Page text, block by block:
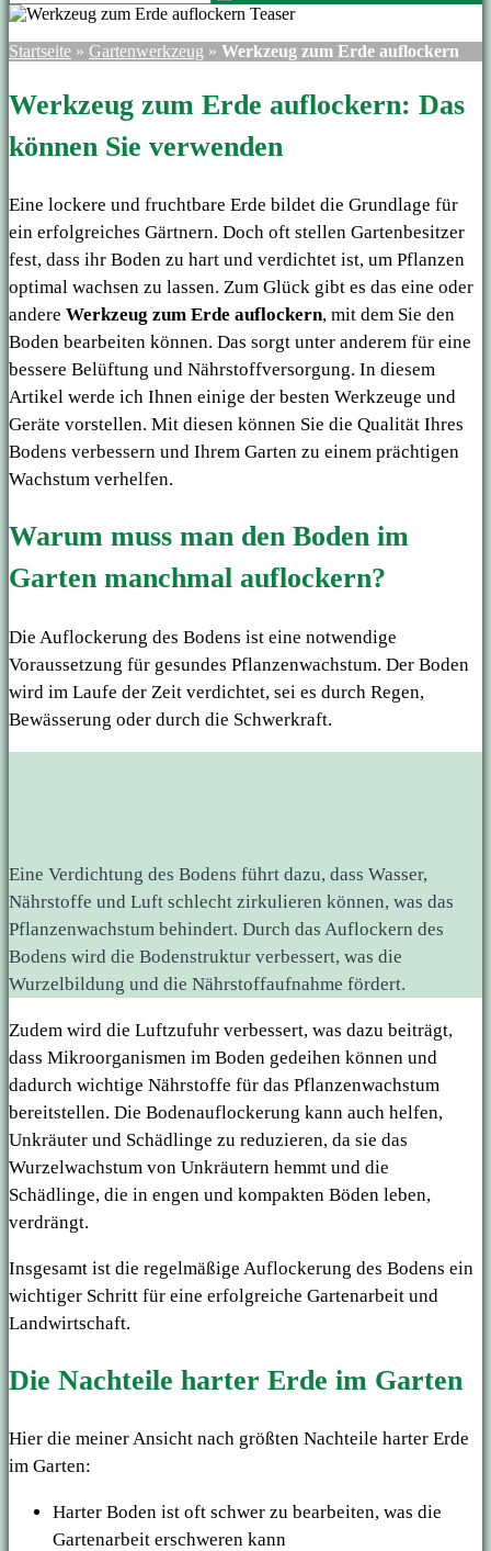
Startseite » Gartenwerkzeug » Werkzeug zum Erde auflockern
Werkzeug zum Erde auflockern: Das
können Sie verwenden
Eine lockere und fruchtbare Erde bildet die Grundlage für
ein erfolgreiches Gärtnern. Doch oft stellen Gartenbesitzer
fest, dass ihr Boden zu hart und verdichtet ist, um Pflanzen
optimal wachsen zu lassen. Zum Glück gibt es das eine oder
andere Werkzeug zum Erde auflockern, mit dem Sie den
Boden bearbeiten können. Das sorgt unter anderem für eine
bessere Belüftung und Nährstoffversorgung. In diesem
Artikel werde ich Ihnen einige der besten Werkzeuge und
Geräte vorstellen. Mit diesen können Sie die Qualität Ihres
Bodens verbessern und Ihrem Garten zu einem prächtigen
Wachstum verhelfen.
Warum muss man den Boden im
Garten manchmal auflockern?
Die Auflockerung des Bodens ist eine notwendige
Voraussetzung für gesundes Pflanzenwachstum. Der Boden
wird im Laufe der Zeit verdichtet, sei es durch Regen,
Bewässerung oder durch die Schwerkraft.
Eine Verdichtung des Bodens führt dazu, dass Wasser,
Nährstoffe und Luft schlecht zirkulieren können, was das
Pflanzenwachstum behindert. Durch das Auflockern des
Bodens wird die Bodenstruktur verbessert, was die
Wurzelbildung und die Nährstoffaufnahme fördert.
Zudem wird die Luftzufuhr verbessert, was dazu beiträgt,
dass Mikroorganismen im Boden gedeihen können und
dadurch wichtige Nährstoffe für das Pflanzenwachstum
bereitstellen. Die Bodenauflockerung kann auch helfen,
Unkräuter und Schädlinge zu reduzieren, da sie das
Wurzelwachstum von Unkräutern hemmt und die
Schädlinge, die in engen und kompakten Böden leben,
verdrängt.
Insgesamt ist die regelmäßige Auflockerung des Bodens ein
wichtiger Schritt für eine erfolgreiche Gartenarbeit und
Landwirtschaft.
Die Nachteile harter Erde im Garten
Hier die meiner Ansicht nach größten Nachteile harter Erde
im Garten:
Harter Boden ist oft schwer zu bearbeiten, was die
Gartenarbeit erschweren kann